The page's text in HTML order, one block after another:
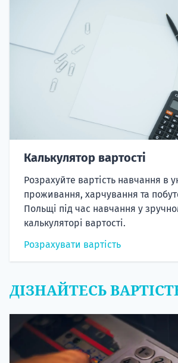
Калькулятор вартості
Розрахуйте вартість навчання в
проживання, харчування та
Польщі під час навчання у
калькуляторі вартості.
Розрахувати вартість
ДІЗНАЙТЕСЬ